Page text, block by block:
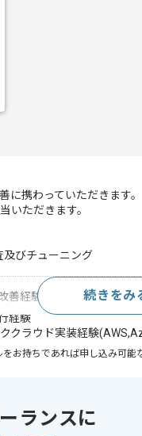
に携わっていただきます。
いただきます。
びチューニング
善経験(SQLサーバ
経験
クラウド実装経験
お持ちであれば申し込み可能
期プロジェクト , BtoB向け ,
続きをみ
ランスに